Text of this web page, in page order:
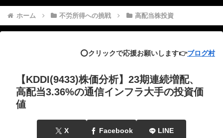
ホーム 不労所得への挑戦 高配当株投資
⭕️クリックで応援お願いします👉ブログ村
【KDDI(9433)株価分析】23期連続増配、
高配当3.36%の通信インフラ大手の投資価
値
X Facebook LINE